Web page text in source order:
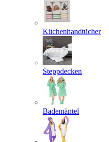
Küchenhandtücher
Steppdecken
Bademäntel